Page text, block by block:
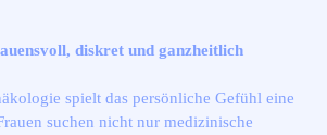
diskret und ganzheitlich
spielt das persönliche Gefühl eine
suchen nicht nur medizinische